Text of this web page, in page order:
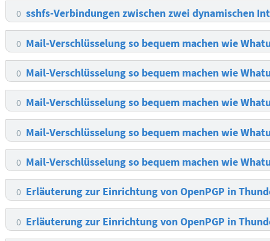
0 sshfs-Verbindungen zwischen zwei dynamischen
0 Mail-Verschlüsselung so bequem machen wie
0 Mail-Verschlüsselung so bequem machen wie
0 Mail-Verschlüsselung so bequem machen wie
0 Mail-Verschlüsselung so bequem machen wie
0 Mail-Verschlüsselung so bequem machen wie
0 Erläuterung zur Einrichtung von OpenPGP in
0 Erläuterung zur Einrichtung von OpenPGP in